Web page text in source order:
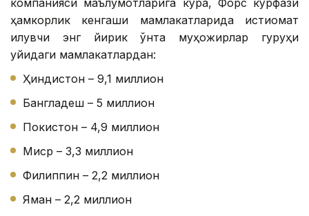
ҳамкорлик кенгаши мамлакатларида истиқомат
қилувчи энг йирик ўнта муҳожирлар гуруҳи
қуйидаги мамлакатлардан:
Ҳиндистон – 9,1 миллион
Бангладеш – 5 миллион
Покистон – 4,9 миллион
Миср – 3,3 миллион
Филиппин – 2,2 миллион
Яман – 2,2 миллион